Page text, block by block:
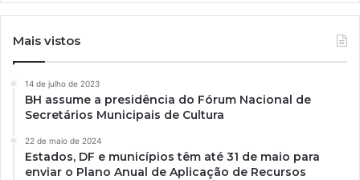
Mais vistos
14 de julho de 2023
BH assume a presidência do Fórum Nacional de
Secretários Municipais de Cultura
22 de maio de 2024
Estados, DF e municípios têm até 31 de maio para
enviar o Plano Anual de Aplicação de Recursos